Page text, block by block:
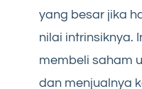
yang besar jika
nilai intrinsiknya.
membeli saham
dan menjualnya